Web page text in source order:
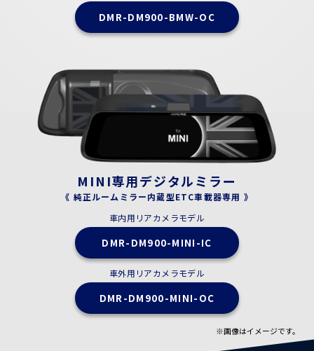
DMR-DM900-BMW-OC
MINI専用デジタルミラー
《 純正ルームミラー内蔵型ETC車載器専用 》
車内用リアカメラモデル
DMR-DM900-MINI-IC
車外用リアカメラモデル
DMR-DM900-MINI-OC
※画像はイメージです。